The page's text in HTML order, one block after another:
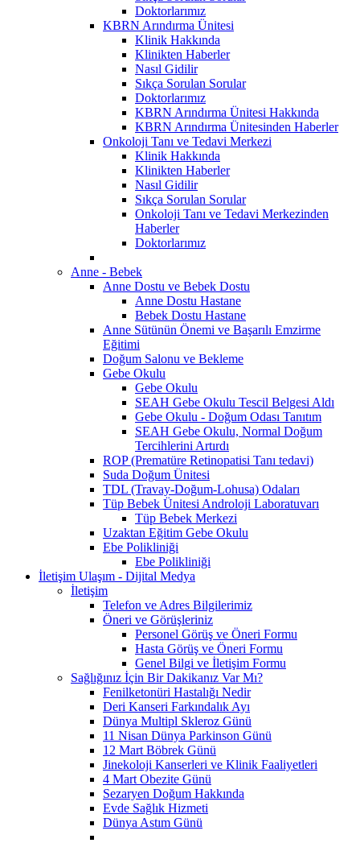
Doktorlarımız
KBRN Arındırma Ünitesi
Klinik Hakkında
Klinikten Haberler
Nasıl Gidilir
Sıkça Sorulan Sorular
Doktorlarımız
KBRN Arındırma Ünitesi Hakkında
KBRN Arındırma Ünitesinden Haberler
Onkoloji Tanı ve Tedavi Merkezi
Klinik Hakkında
Klinikten Haberler
Nasıl Gidilir
Sıkça Sorulan Sorular
Onkoloji Tanı ve Tedavi Merkezinden
Haberler
Doktorlarımız
Anne - Bebek
Anne Dostu ve Bebek Dostu
Anne Dostu Hastane
Bebek Dostu Hastane
Anne Sütünün Önemi ve Başarılı Emzirme
Eğitimi
Doğum Salonu ve Bekleme
Gebe Okulu
Gebe Okulu
SEAH Gebe Okulu Tescil Belgesi Aldı
Gebe Okulu - Doğum Odası Tanıtım
SEAH Gebe Okulu, Normal Doğum
Tercihlerini Artırdı
ROP (Prematüre Retinopatisi Tanı tedavi)
Suda Doğum Ünitesi
TDL (Travay-Doğum-Lohusa) Odaları
Tüp Bebek Ünitesi Androloji Laboratuvarı
Tüp Bebek Merkezi
Uzaktan Eğitim Gebe Okulu
Ebe Polikliniği
Ebe Polikliniği
İletişim Ulaşım - Dijital Medya
İletişim
Telefon ve Adres Bilgilerimiz
Öneri ve Görüşleriniz
Personel Görüş ve Öneri Formu
Hasta Görüş ve Öneri Formu
Genel Bilgi ve İletişim Formu
Sağlığınız İçin Bir Dakikanız Var Mı?
Fenilketonüri Hastalığı Nedir
Deri Kanseri Farkındalık Ayı
Dünya Multipl Skleroz Günü
11 Nisan Dünya Parkinson Günü
12 Mart Böbrek Günü
Jinekoloji Kanserleri ve Klinik Faaliyetleri
4 Mart Obezite Günü
Sezaryen Doğum Hakkında
Evde Sağlık Hizmeti
Dünya Astım Günü